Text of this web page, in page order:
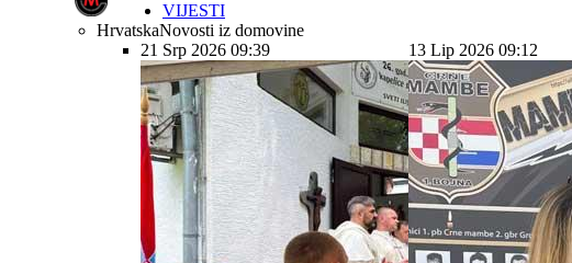
VIJESTI
HrvatskaNovosti iz domovine
21 Srp 2026 09:39
13 Lip 2026 09:12